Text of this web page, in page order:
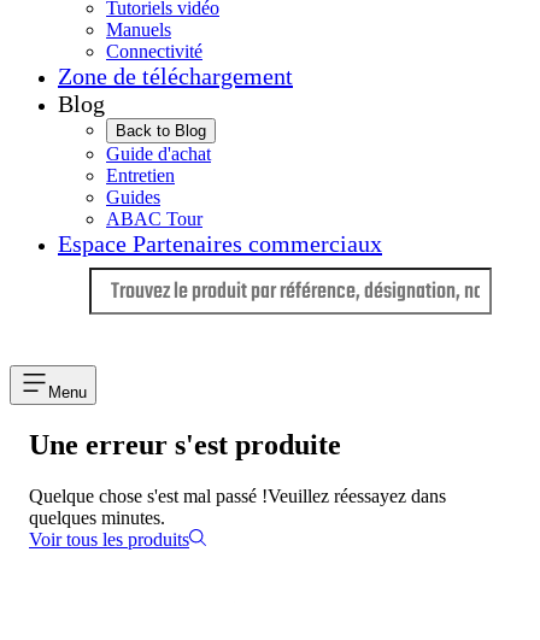
Tutoriels vidéo
Manuels
Connectivité
Zone de téléchargement
Blog
Back to Blog
Guide d'achat
Entretien
Guides
ABAC Tour
Espace Partenaires commerciaux
Menu
Une erreur s'est produite
Quelque chose s'est mal passé !Veuillez réessayez dans
quelques minutes.
Voir tous les produits